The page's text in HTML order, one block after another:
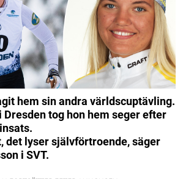
hem sin andra världscuptävling.
tog hon hem seger efter
det lyser självförtroende, säger
i SVT.